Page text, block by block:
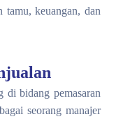
tamu, keuangan, dan
di bidang pemasaran
seorang manajer